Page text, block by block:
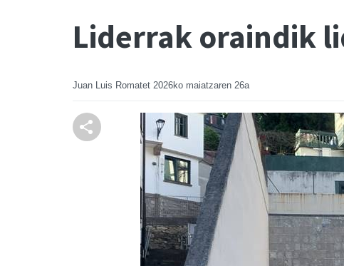
Liderrak oraindik
Juan Luis Romatet 2026ko maiatzaren 26a